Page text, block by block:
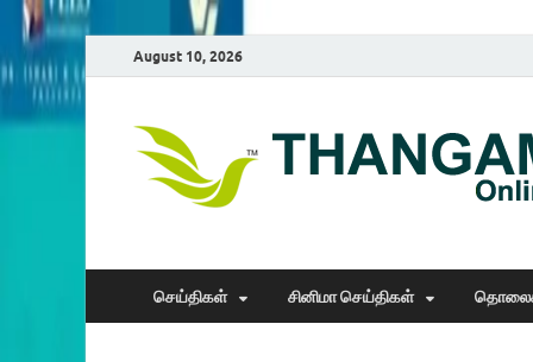
August 10, 2026
செய்திகள் சினிமா செய்திகள்